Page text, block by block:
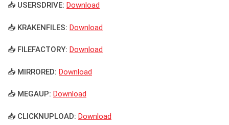
📥 USERSDRIVE: Download
📥 KRAKENFILES: Download
📥 FILEFACTORY: Download
📥 MIRRORED: Download
📥 MEGAUP: Download
📥 CLICKNUPLOAD: Download